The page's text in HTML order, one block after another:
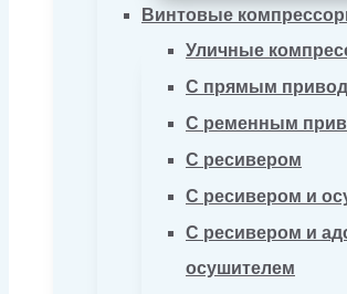
Винтовые
Уличные
С прямым
С ременным
С ресивером
С ресивером и
С ресивером и
осушителем